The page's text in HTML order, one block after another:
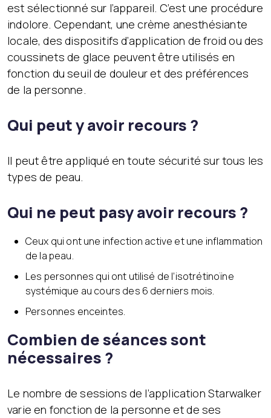
est sélectionné sur l’appareil. C’est une procédure
indolore. Cependant, une crème anesthésiante
locale, des dispositifs d’application de froid ou des
coussinets de glace peuvent être utilisés en
fonction du seuil de douleur et des préférences
de la personne.
Qui peut y avoir recours ?
Il peut être appliqué en toute sécurité sur tous les
types de peau.
Qui ne peut pasy avoir recours ?
Ceux qui ont une infection active et une inflammation
de la peau.
Les personnes qui ont utilisé de l’isotrétinoïne
systémique au cours des 6 derniers mois.
Personnes enceintes.
Combien de séances sont
nécessaires ?
Le nombre de sessions de l’application Starwalker
varie en fonction de la personne et de ses